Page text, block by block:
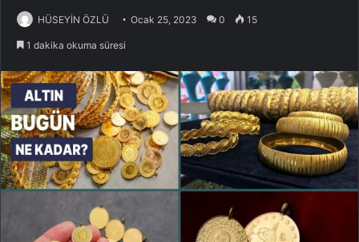
HÜSEYİN ÖZLÜ Ocak 25, 2023 0 15
1 dakika okuma süresi